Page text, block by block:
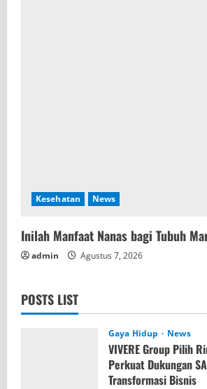
Kesehatan News
Inilah Manfaat Nanas bagi Tubuh
admin Agustus 7, 2026
POSTS LIST
Gaya Hidup News
VIVERE Group Pilih
Perkuat Dukungan
Transformasi Bisnis